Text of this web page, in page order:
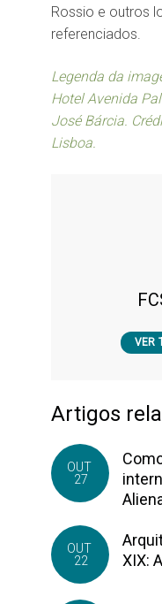
Rossio e outros
referenciados.
Legenda da
Hotel Avenida
José Bárcia.
Lisboa.
VER
Artigos
OUT
27
OUT
22
XIX: